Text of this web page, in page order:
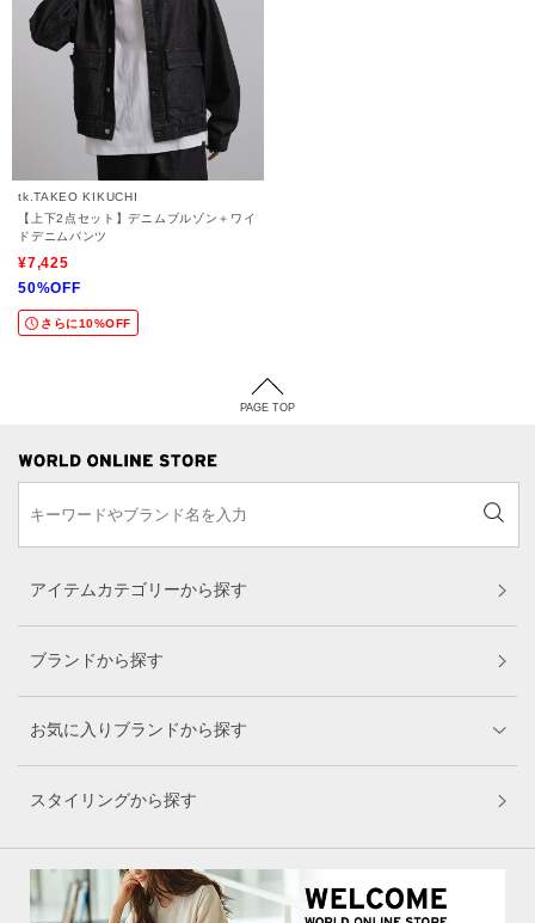
tk.TAKEO KIKUCHI
【上下2点セット】デニムブルゾン＋ワイ
ドデニムパンツ
¥7,425
50%OFF
さらに10%OFF
PAGE TOP
アイテムカテゴリーから探す
ブランドから探す
お気に入りブランドから探す
スタイリングから探す